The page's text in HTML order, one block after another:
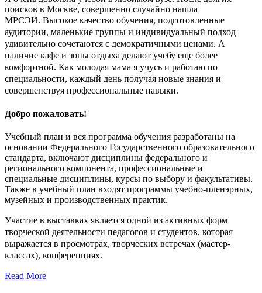
поисков в Москве, совершенно случайно нашла
МРСЭИ. Высокое качество обучения, подготовленные
аудитории, маленькие группы и индивидуальный подход
удивительно сочетаются с демократичными ценами. А
наличие кафе и зоны отдыха делают учебу еще более
комфортной. Как молодая мама я учусь и работаю по
специальности, каждый день получая новые знания и
совершенствуя профессиональные навыки.
Добро пожаловать!
Учебный план и вся программа обучения разработаны на
основании Федерального Государственного образовательного
стандарта, включают дисциплины федерального и
регионального компонента, профессиональные и
специальные дисциплины, курсы по выбору и факультативы.
Также в учебный план входят программы учебно-пленэрных,
музейных и производственных практик.
Участие в выставках является одной из активных форм
творческой деятельности педагогов и студентов, которая
выражается в просмотрах, творческих встречах (мастер-
классах), конференциях.
Read More